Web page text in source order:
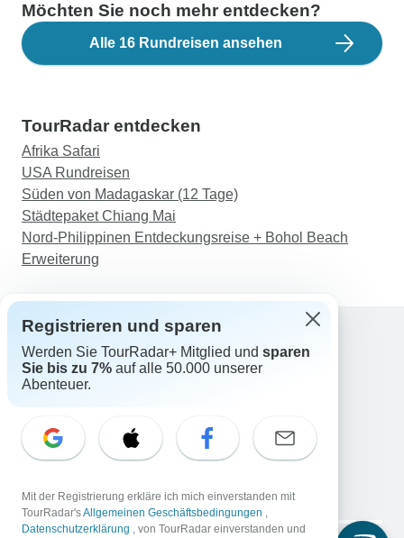
Möchten Sie noch mehr entdecken?
Alle 16 Rundreisen ansehen
TourRadar entdecken
Afrika Safari
USA Rundreisen
Süden von Madagaskar (12 Tage)
Städtepaket Chiang Mai
Nord-Philippinen Entdeckungsreise + Bohol Beach
Erweiterung
Support
Kontakt
Schweiz +41 225 183 195
E-Mail: support@tourradar.com
EN DE ES FR NL
Copyright © TourRadar. Alle Rechte vorbehalten.
Registrieren und sparen
Werden Sie TourRadar+ Mitglied und sparen
Sie bis zu 7% auf alle 50.000 unserer
Abenteuer.
Mit der Registrierung erkläre ich mich einverstanden mit
TourRadar'sAllgemeinen Geschäftsbedingungen ,
Datenschutzerklärung , von TourRadar einverstanden und